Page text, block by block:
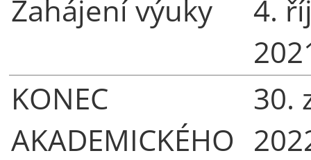
Zahájení výuky
4.
KONEC
AKADEMICKÉHO
30.